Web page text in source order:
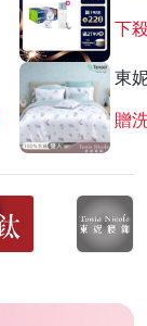
下
東
贈